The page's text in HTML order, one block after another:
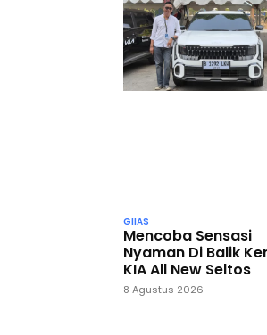
GIIAS
Mencoba Sensasi
Nyaman Di Balik
KIA All New Seltos
8 Agustus 2026